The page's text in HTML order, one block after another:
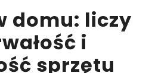
domu: liczy
i
sprzętu